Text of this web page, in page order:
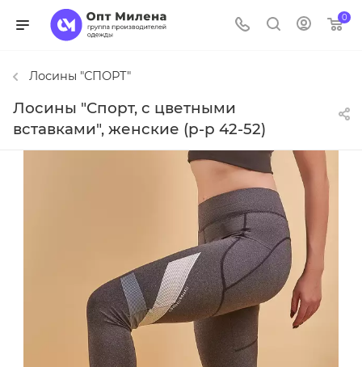
0
Лосины "СПОРТ"
Лосины "Спорт, с цветными
вставками", женские (р-р 42-52)